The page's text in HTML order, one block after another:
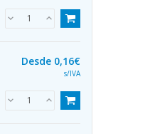
Desde 0,16€
s/IVA